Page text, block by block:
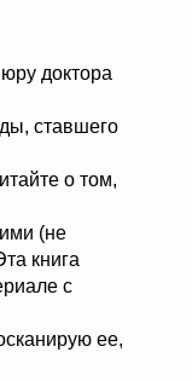
доктора
ставшего
о том,
(не
книга
с
ее,